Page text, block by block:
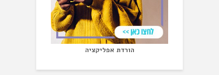
הורדת אפליקציה